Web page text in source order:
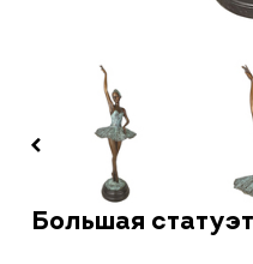
Большая